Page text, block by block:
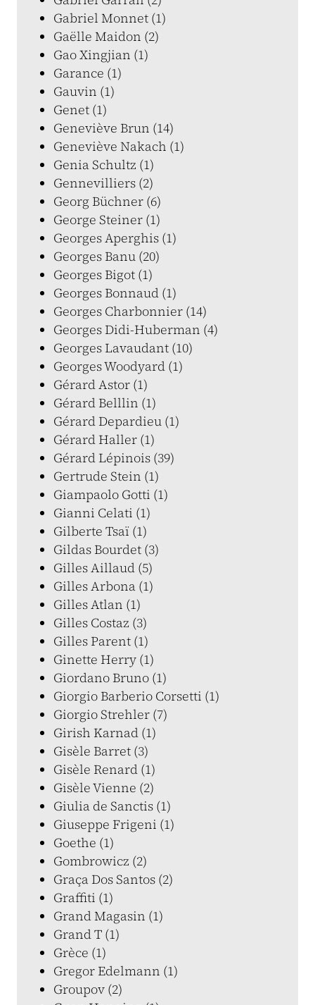
Gabriel Monnet (1)
Gaëlle Maidon (2)
Gao Xingjian (1)
Garance (1)
Gauvin (1)
Genet (1)
Geneviève Brun (14)
Geneviève Nakach (1)
Genia Schultz (1)
Gennevilliers (2)
Georg Büchner (6)
George Steiner (1)
Georges Aperghis (1)
Georges Banu (20)
Georges Bigot (1)
Georges Bonnaud (1)
Georges Charbonnier (14)
Georges Didi-Huberman (4)
Georges Lavaudant (10)
Georges Woodyard (1)
Gérard Astor (1)
Gérard Belllin (1)
Gérard Depardieu (1)
Gérard Haller (1)
Gérard Lépinois (39)
Gertrude Stein (1)
Giampaolo Gotti (1)
Gianni Celati (1)
Gilberte Tsaï (1)
Gildas Bourdet (3)
Gilles Aillaud (5)
Gilles Arbona (1)
Gilles Atlan (1)
Gilles Costaz (3)
Gilles Parent (1)
Ginette Herry (1)
Giordano Bruno (1)
Giorgio Barberio Corsetti (1)
Giorgio Strehler (7)
Girish Karnad (1)
Gisèle Barret (3)
Gisèle Renard (1)
Gisèle Vienne (2)
Giulia de Sanctis (1)
Giuseppe Frigeni (1)
Goethe (1)
Gombrowicz (2)
Graça Dos Santos (2)
Graffiti (1)
Grand Magasin (1)
Grand T (1)
Grèce (1)
Gregor Edelmann (1)
Groupov (2)